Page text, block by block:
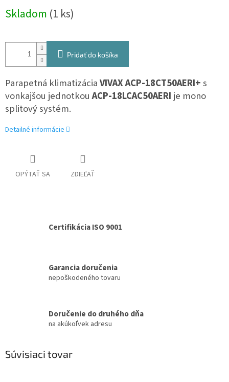
cena:
Skladom (1 ks)
Pridať do košíka
Parapetná klimatizáciaVIVAX ACP-18CT50AERI+s
vonkajšou jednotkou ACP-18LCAC50AERI je mono
splitový systém.
Detailné informácie
OPÝTAŤ SA ZDIEĽAŤ
Certifikácia ISO 9001
Garancia doručenia
nepoškodeného tovaru
Doručenie do druhého dňa
na akúkoľvek adresu
Súvisiaci tovar